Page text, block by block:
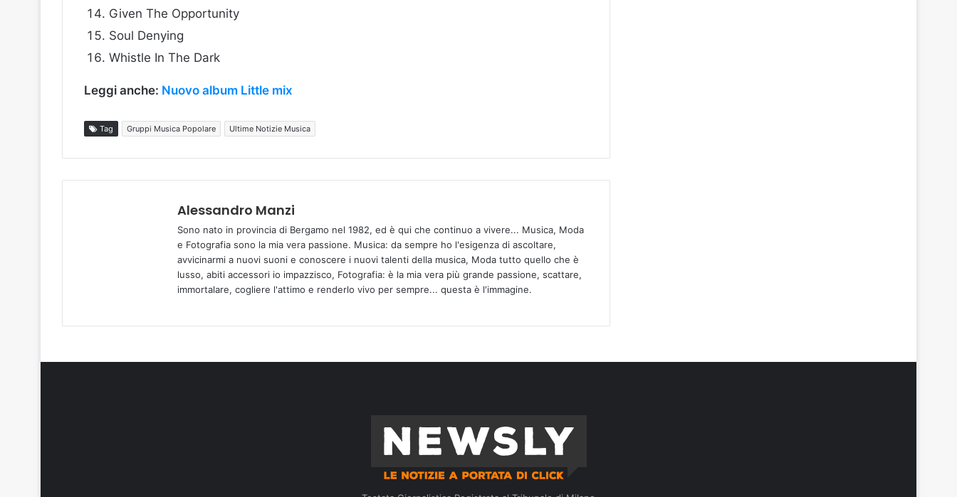
Given The Opportunity
Soul Denying
Whistle In The Dark
Leggi anche: Nuovo album Little mix
Tag Gruppi Musica Popolare Ultime Notizie Musica
Alessandro Manzi
Sono nato in provincia di Bergamo nel 1982, ed è qui che continuo a vivere... Musica, Moda
e Fotografia sono la mia vera passione. Musica: da sempre ho l'esigenza di ascoltare,
avvicinarmi a nuovi suoni e conoscere i nuovi talenti della musica, Moda tutto quello che è
lusso, abiti accessori io impazzisco, Fotografia: è la mia vera più grande passione, scattare,
immortalare, cogliere l'attimo e renderlo vivo per sempre... questa è l'immagine.